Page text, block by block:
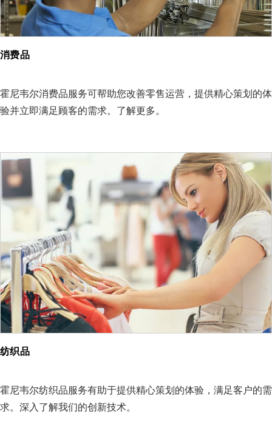
消费品
霍尼韦尔消费品服务可帮助您改善零售运营，提供精心策划的体
验并立即满足顾客的需求。了解更多。
纺织品
霍尼韦尔纺织品服务有助于提供精心策划的体验，满足客户的需
求。深入了解我们的创新技术。